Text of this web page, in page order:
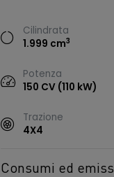
Cilindrata
1.999 cm3
Potenza
150 CV (110 kW)
Trazione
4X4
Consumi ed